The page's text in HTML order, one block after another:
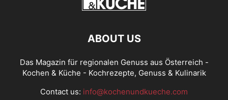
ABOUT US
Das Magazin für regionalen Genuss aus Österreich -
Kochen & Küche - Kochrezepte, Genuss & Kulinarik
Contact us: info@kochenundkueche.com